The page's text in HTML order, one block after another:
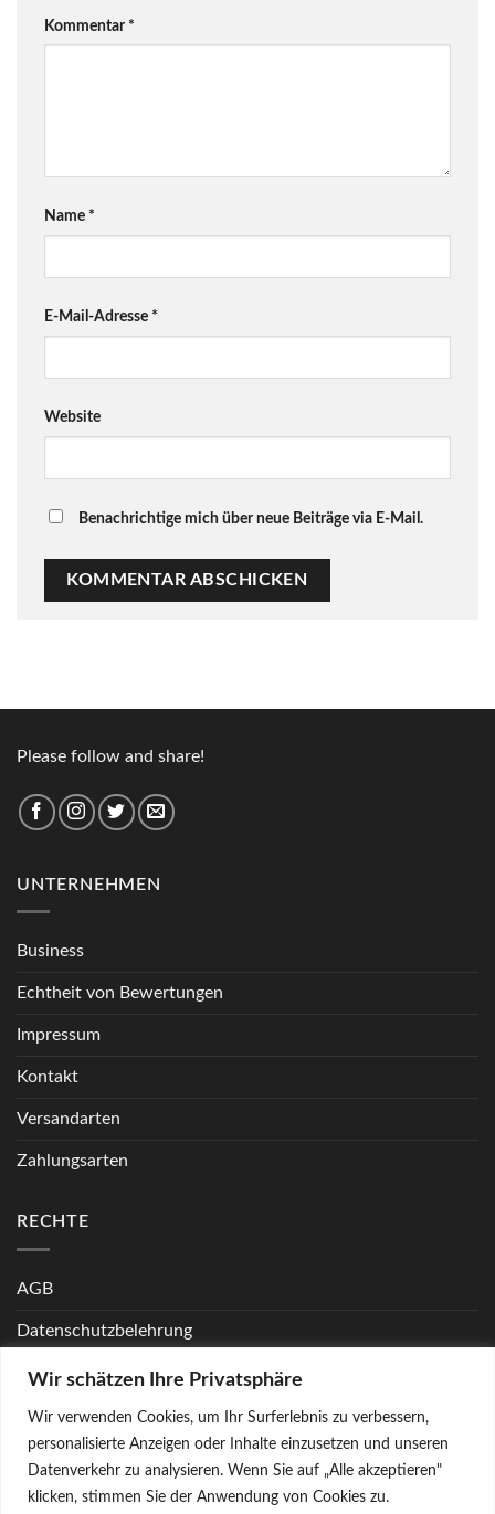
Wir schätzen Ihre Privatsphäre
Wir verwenden Cookies, um Ihr Surferlebnis zu verbessern,
personalisierte Anzeigen oder Inhalte einzusetzen und unseren
Datenverkehr zu analysieren. Wenn Sie auf „Alle akzeptieren"
klicken, stimmen Sie der Anwendung von Cookies zu.
Kommentar *
Name *
E-Mail-Adresse *
Website
Benachrichtige mich über neue Beiträge via E-Mail.
Please follow and share!
UNTERNEHMEN
Business
Echtheit von Bewertungen
Impressum
Kontakt
Versandarten
Zahlungsarten
RECHTE
AGB
Datenschutzbelehrung
Echtheit von Bewertungen
FAQ
Widerrufsbelehrung